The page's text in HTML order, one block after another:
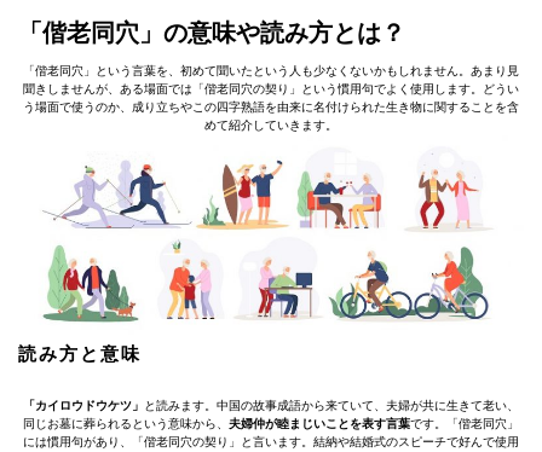
「偕老同穴」の意味や読み⽅とは？
「偕老同穴」という言葉を、初めて聞いたという人も少なくないかもしれません。あまり見
聞きしませんが、ある場面では「偕老同穴の契り」という慣用句でよく使用します。どうい
う場面で使うのか、成り立ちやこの四字熟語を由来に名付けられた生き物に関することを含
めて紹介していきます。
読み⽅と意味
「カイロウドウケツ」 と読みます。中国の故事成語から来ていて、夫婦が共に生きて老い、
同じお墓に葬られるという意味から、 夫婦仲が睦まじいことを表す言葉です。「偕老同穴」
には慣用句があり、「偕老同穴の契り」と言います。結納や結婚式のスピーチで好んで使用